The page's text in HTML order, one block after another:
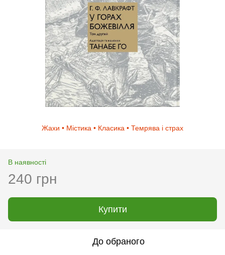
Жахи • Містика • Класика • Темрява і страх
В наявності
240 грн
Купити
До обраного